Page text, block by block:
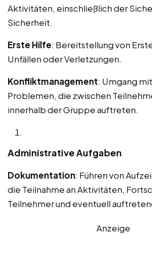
Aktivitäten, einschließlich der
Sicherheit.
Erste Hilfe: Bereitstellung von
Unfällen oder Verletzungen.
Konfliktmanagement: Umgang
Problemen, die zwischen
innerhalb der Gruppe auftreten.
Administrative Aufgaben
Dokumentation: Führen von
die Teilnahme an Aktivitäten,
Teilnehmer und eventuell
Anzeige